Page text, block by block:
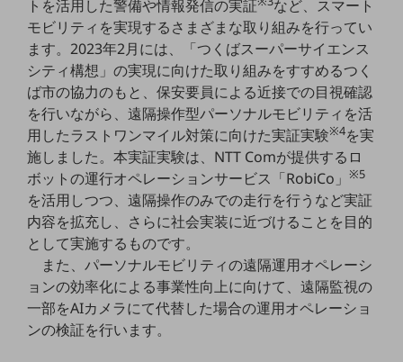
データ利活用
運用管理
業務支援・マーケティング
災害対策・BCP
課題・ニーズで探す
課題・ニーズで探すTOP
コミュニケーション・情報共有
マーケティング
業務効率化
災害対策
トを活用した警備や情報発信の実証
など、スマート
モビリティを実現するさまざまな取り組みを行ってい
ます。2023年2月には、「つくばスーパーサイエンス
シティ構想」の実現に向けた取り組みをすすめるつく
ば市の協力のもと、保安要員による近接での目視確認
を行いながら、遠隔操作型パーソナルモビリティを活
用したラストワンマイル対策に向けた実証実験※4を実
施しました。本実証実験は、NTT Comが提供するロ
ボットの運行オペレーションサービス「RobiCo」※5
を活用しつつ、遠隔操作のみでの走行を行うなど実証
内容を拡充し、さらに社会実装に近づけることを目的
として実施するものです。
また、パーソナルモビリティの遠隔運用オペレーシ
ョンの効率化による事業性向上に向けて、遠隔監視の
一部をAIカメラにて代替した場合の運用オペレーショ
ンの検証を行います。